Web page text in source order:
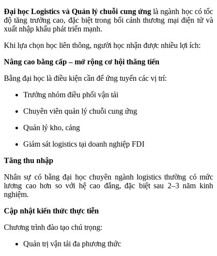
Đại học Logistics và Quản lý chuỗi cung ứnglà ngành học có tốc
độ tăng trưởng cao, đặc biệt trong bối cảnh thương mại điện tử và
xuất nhập khẩu phát triển mạnh.
Khi lựa chọn học liên thông, người học nhận được nhiều lợi ích:
Nâng cao bằng cấp – mở rộng cơ hội thăng tiến
Bằng đại học là điều kiện cần để ứng tuyển các vị trí:
Trưởng nhóm điều phối vận tải
Chuyên viên quản lý chuỗi cung ứng
Quản lý kho, cảng
Giám sát logistics tại doanh nghiệp FDI
Tăng thu nhập
Nhân sự có bằng đại học chuyên ngành logistics thường có mức
lương cao hơn so với hệ cao đẳng, đặc biệt sau 2–3 năm kinh
nghiệm.
Cập nhật kiến thức thực tiễn
Chương trình đào tạo chú trọng:
Quản trị vận tải đa phương thức